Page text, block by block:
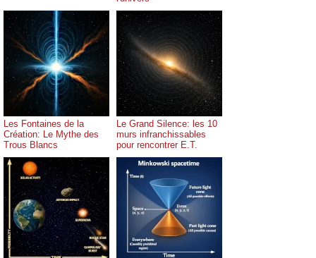
Les Fontaines de la
Création: Le Mythe des
Trous Blancs
Le Grand Silence: les 10
murs infranchissables
pour rencontrer E.T.